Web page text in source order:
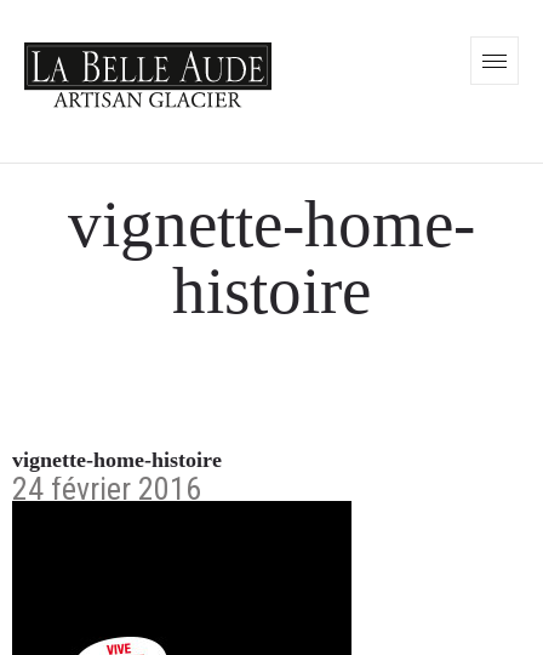
vignette-home-
histoire
vignette-home-histoire
24 février 2016